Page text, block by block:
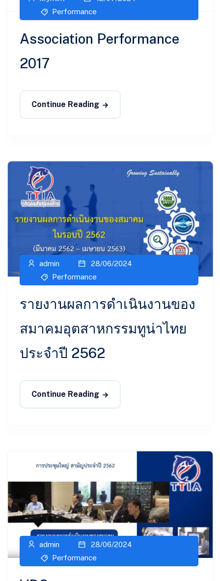
Performance
Association Performance
2017
Continue Reading
admin
28/06/2024
Performance
รายงานผลการดำเนินงานของ
สมาคมอุตสาหกรรมทูน่าไทย
ประจำปี 2562
Continue Reading
admin
28/06/2024
Performance